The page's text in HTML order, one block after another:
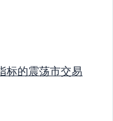
标的震荡市交易